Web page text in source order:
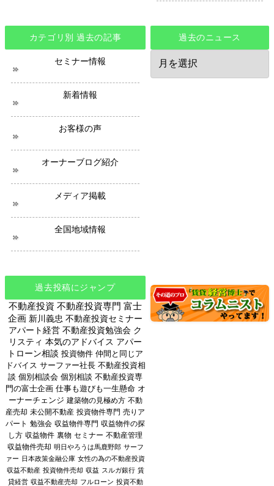
カテゴリ別 過去の記事
セミナー情報
新着情報
お客様の声
オーナーブログ紹介
メディア掲載
全国地域情報
過去のニュース
過
の
過去投稿にジャンプ
不動産投資 不動産投資専門 富士
企画 新川義忠 不動産投資セミナー
アパート経営 不動産投資勉強会 ク
リスティ 本気のアドバイス アパー
トローン相談 投資物件 仲間と同じア
ドバイス サーファー社長 不動産投資相
談 個別相談会 個別相談 不動産投資専
門の富士企画 仕事も遊びも一生懸命 オ
ーナーチェンジ 建築物の見極め方 不動
産売却 未公開不動産 投資物件専門 売りア
パート 勉強会 収益物件専門 収益物件の探
し方 収益物件 裏物 セミナー 不動産管理
収益物件売却 明日やろうは馬鹿野郎 サーフ
ァー 日本政策金融公庫 女性の為の不動産投資
収益不動産 投資物件売却 収益 スルガ銀行 賃
貸経営 収益不動産売却 フルローン 投資不動